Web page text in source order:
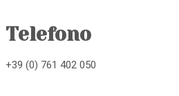
Telefono
+39 (0) 761 402 050